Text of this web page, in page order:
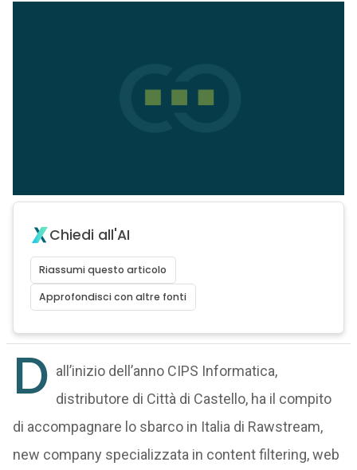
Chiedi all'AI
Riassumi questo articolo
Approfondisci con altre fonti
D all’inizio dell’anno CIPS Informatica,
distributore di Città di Castello, ha il compito
di accompagnare lo sbarco in Italia di Rawstream,
new company specializzata in content filtering, web